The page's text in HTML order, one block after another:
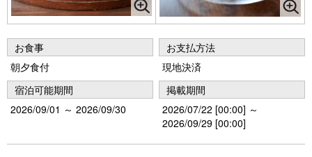
お食事
朝夕食付
お支払方法
現地決済
宿泊可能期間
2026/09/01 ～ 2026/09/30
掲載期間
2026/07/22 [00:00] ～
2026/09/29 [00:00]